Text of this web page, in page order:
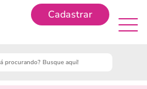
Cadastrar